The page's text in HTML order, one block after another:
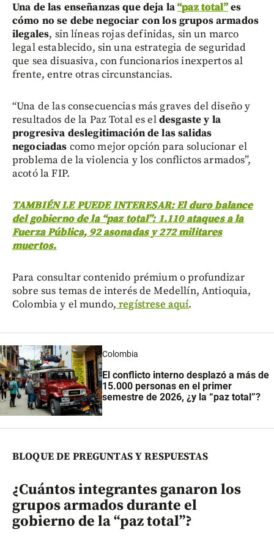
Una de las enseñanzas que deja la“paz total”es
cómo no se debe negociar con los grupos armados
ilegales, sin líneas rojas definidas, sin un marco
legal establecido, sin una estrategia de seguridad
que sea disuasiva, con funcionarios inexpertos al
frente, entre otras circunstancias.
“Una de las consecuencias más graves del diseño y
resultados de la Paz Total es eldesgaste y la
progresiva deslegitimación de las salidas
negociadas como mejor opción para solucionar el
problema de la violencia y los conflictos armados”,
acotó la FIP.
TAMBIÉN LE PUEDE INTERESAR: El duro balance
del gobierno de la “paz total”: 1.110 ataques a la
Fuerza Pública, 92 asonadas y 272 militares
muertos.
Para consultar contenido prémium o profundizar
sobre sus temas de interés de Medellín, Antioquia,
Colombia y el mundo, regístrese aquí.
Colombia
El conflicto interno desplazó a más de
15.000 personas en el primer
semestre de 2026, ¿y la “paz total”?
BLOQUE DE PREGUNTAS Y RESPUESTAS
¿Cuántos integrantes ganaron los
grupos armados durante el
gobierno de la “paz total”?